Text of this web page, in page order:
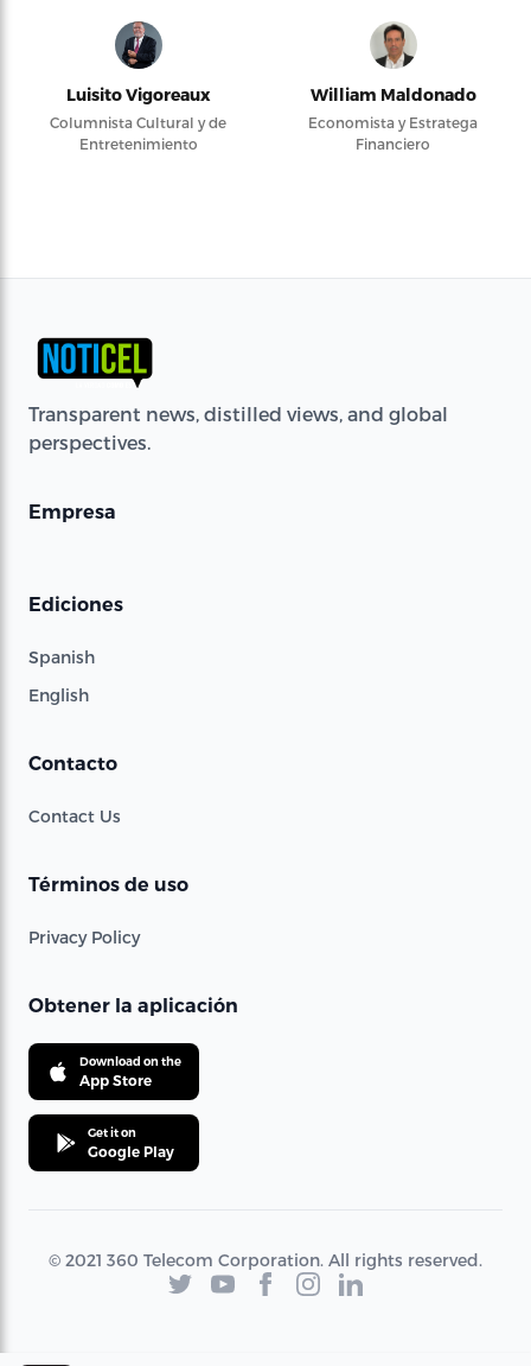
Luisito Vigoreaux
Columnista Cultural y de
Entretenimiento
William Maldonado
Economista y Estratega
Financiero
Transparent news, distilled views, and global
perspectives.
Empresa
Ediciones
Spanish
English
Contacto
Contact Us
Términos de uso
Privacy Policy
Obtener la aplicación
Download on the
App Store
Get it on
Google Play
© 2021 360 Telecom Corporation. All rights reserved.